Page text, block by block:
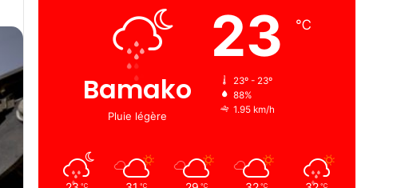
Bamako
Pluie légère
23 ℃
23º - 23º
88%
1.95 km/h
℃ ℃ ℃ ℃ ℃